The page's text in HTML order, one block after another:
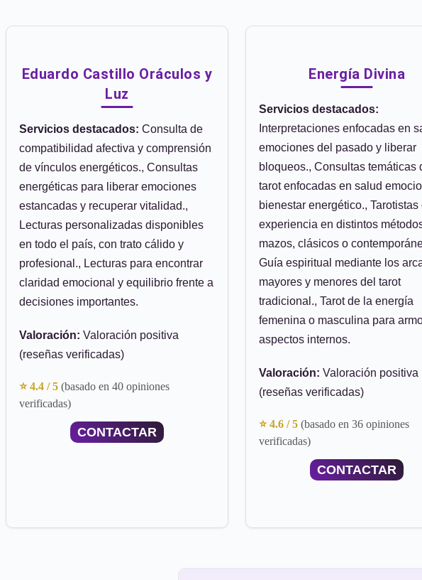
Eduardo Castillo Oráculos y
Luz
Servicios destacados: Consulta de
compatibilidad afectiva y comprensión
de vínculos energéticos., Consultas
energéticas para liberar emociones
estancadas y recuperar vitalidad.,
Lecturas personalizadas disponibles
en todo el país, con trato cálido y
profesional., Lecturas para encontrar
claridad emocional y equilibrio frente a
decisiones importantes.
Valoración: Valoración positiva
(reseñas verificadas)
⭐ 4.4 / 5 (basado en 40 opiniones
verificadas)
CONTACTAR
Energía Divina
Servicios destacados:
Interpretaciones enfocadas en
emociones del pasado y liberar
bloqueos., Consultas temáticas
tarot enfocadas en salud
bienestar energético., Tarotistas
experiencia en distintos
mazos, clásicos o
Guía espiritual mediante los
mayores y menores del tarot
tradicional., Tarot de la energía
femenina o masculina para
aspectos internos.
Valoración: Valoración positiva
(reseñas verificadas)
⭐ 4.6 / 5 (basado en 36 opiniones
verificadas)
CONTACTAR